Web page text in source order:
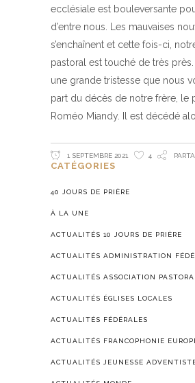
ecclésiale est bouleversante
d’entre nous. Les mauvaises
s’enchaînent et cette fois-ci,
pastoral est touché de très près.
une grande tristesse que nous
part du décès de notre frère, le
Roméo Miandy. Il est décédé
1 SEPTEMBRE 2021 4
CATÉGORIES
40 JOURS DE PRIÈRE
À LA UNE
ACTUALITÉS 10 JOURS DE PRIÈRE
ACTUALITÉS ADMINISTRATION
ACTUALITÉS ASSOCIATION
ACTUALITÉS ÉGLISES LOCALES
ACTUALITÉS FÉDÉRALES
ACTUALITÉS FRANCOPHONIE
ACTUALITÉS JEUNESSE